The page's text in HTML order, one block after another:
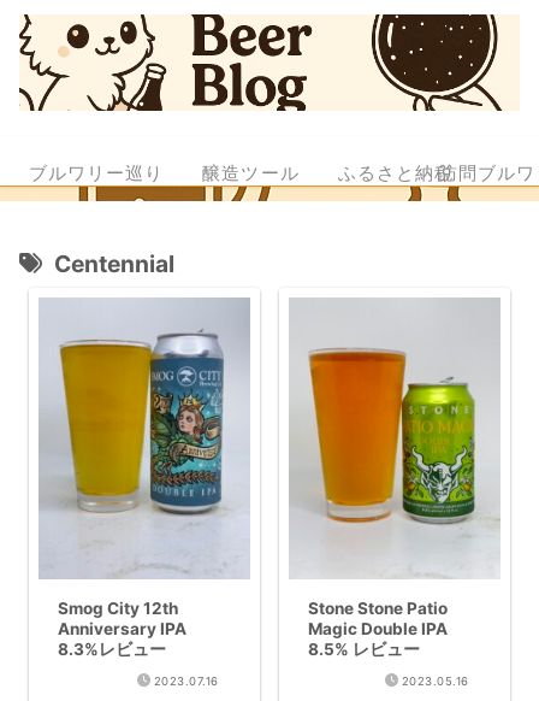
ブルワリー巡り 醸造ツール ふるさと納税訪問ブル
Centennial
Smog City 12th
Anniversary IPA
8.3%レビュー
2023.07.16
Stone Stone Patio
Magic Double IPA
8.5% レビュー
2023.05.16